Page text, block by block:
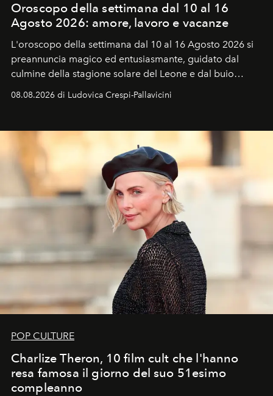
Oroscopo della settimana dal 10 al 16
Agosto 2026: amore, lavoro e vacanze
L'oroscopo della settimana dal 10 al 16 Agosto 2026 si
preannuncia magico ed entusiasmante, guidato dal
culmine della stagione solare del Leone e dal buio
favorevole della Luna nuova in Leone del 12 agosto,
ideale per la notte delle Perseidi.
08.08.2026 di Ludovica Crespi-Pallavicini
POP CULTURE
Charlize Theron, 10 film cult che l'hanno
resa famosa il giorno del suo 51esimo
compleanno